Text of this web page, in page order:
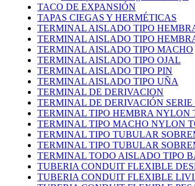
TACO DE EXPANSIÓN
TAPAS CIEGAS Y HERMÉTICAS
TERMINAL AISLADO TIPO
TERMINAL AISLADO TIPO
TERMINAL AISLADO TIPO MACHO
TERMINAL AISLADO TIPO OJAL
TERMINAL AISLADO TIPO PIN
TERMINAL AISLADO TIPO UÑA
TERMINAL DE DERIVACION
TERMINAL DE DERIVACIÓN SERIE
TERMINAL TIPO HEMBRA NYLON
TERMINAL TIPO MACHO NYLON
TERMINAL TIPO TUBULAR
TERMINAL TIPO TUBULAR
TERMINAL TODO AISLADO TIPO
TUBERIA CONDUIT FLEXIBLE
TUBERIA CONDUIT FLEXIBLE